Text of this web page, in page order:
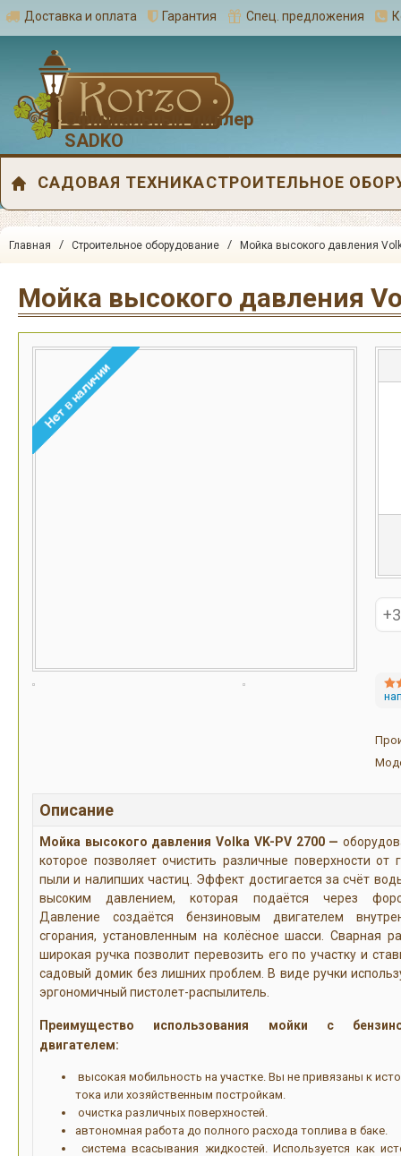
Доставка и оплата Гарантия Спец. предложения
Официальный диллер
SADKO
САДОВАЯ ТЕХНИКАСТРОИТЕЛЬНОЕ
Главная / Строительное оборудование / Мойка высокого давления
Мойка высокого давления
Описание
Мойка высокого давления Volka VK-PV 2700 —
которое позволяет очистить различные поверхности от
пыли и налипших частиц. Эффект достигается за счёт
высоким давлением, которая подаётся через
Давление создаётся бензиновым двигателем
сгорания, установленным на колёсное шасси. Сварная
широкая ручка позволит перевозить его по участку и
садовый домик без лишних проблем. В виде ручки
эргономичный пистолет-распылитель.
Преимущество использования мойки с
двигателем:
высокая мобильность на участке. Вы не привязаны к
тока или хозяйственным постройкам.
очистка различных поверхностей.
автономная работа до полного расхода топлива в баке.
система всасывания жидкостей. Используется как